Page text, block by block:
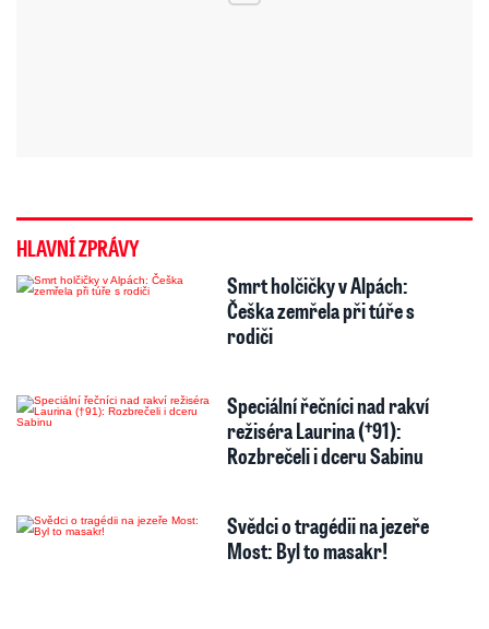
HLAVNÍ ZPRÁVY
Smrt holčičky v Alpách:
Češka zemřela při túře s
rodiči
Speciální řečníci nad rakví
režiséra Laurina (†91):
Rozbrečeli i dceru Sabinu
Svědci o tragédii na jezeře
Most: Byl to masakr!